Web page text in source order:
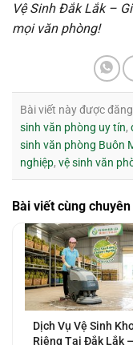
Vệ Sinh Đắk Lắk –
mọi văn phòng!
Bài viết này được
sinh văn phòng uy tín,
sinh văn phòng Buôn
nghiệp, vệ sinh văn
Bài viết cùng
Dịch Vụ Vệ Sinh
Riêng Tại Đắk Lắk